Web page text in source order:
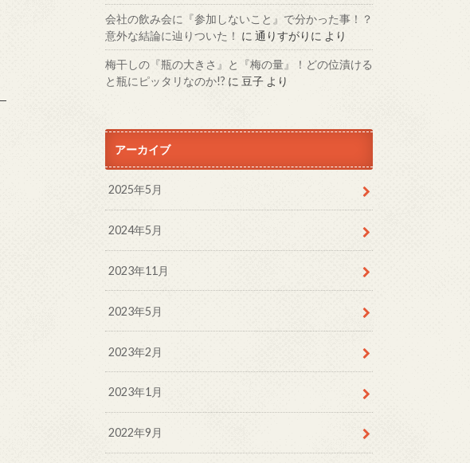
会社の飲み会に『参加しないこと』で分かった事！？
意外な結論に辿りついた！ に 通りすがりに より
梅干しの『瓶の大きさ』と『梅の量』！どの位漬ける
と瓶にピッタリなのか!? に 豆子 より
アーカイブ
2025年5月
2024年5月
2023年11月
2023年5月
2023年2月
2023年1月
2022年9月